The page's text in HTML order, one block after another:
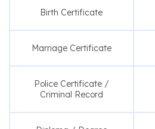
Birth Certificate
Marriage Certificate
Police Certificate /
Criminal Record